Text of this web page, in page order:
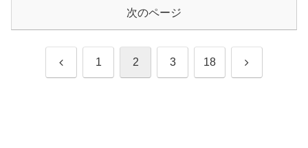
次のページ
前 1 2 3 18 次